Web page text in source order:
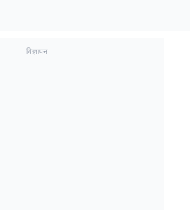
विज्ञापन